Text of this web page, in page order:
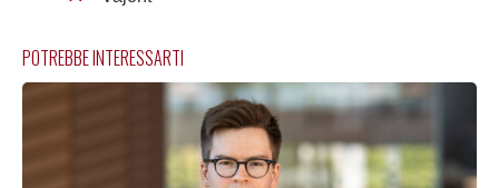
POTREBBE INTERESSARTI